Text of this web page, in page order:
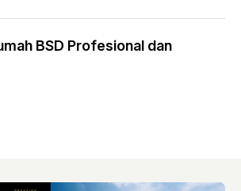
BSD Profesional dan